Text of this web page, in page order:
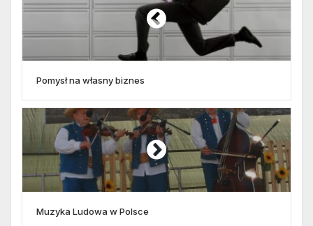
Pomysł na własny biznes
Muzyka Ludowa w Polsce